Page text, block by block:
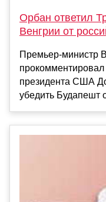
Орбан ответил
Венгрии от
Премьер-министр
президента США
убедить Будапешт